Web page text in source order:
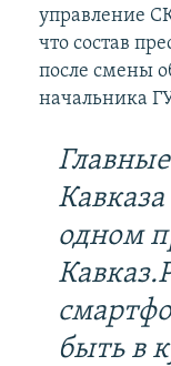
управление
что состав
после смены
начальника
одном
быть в